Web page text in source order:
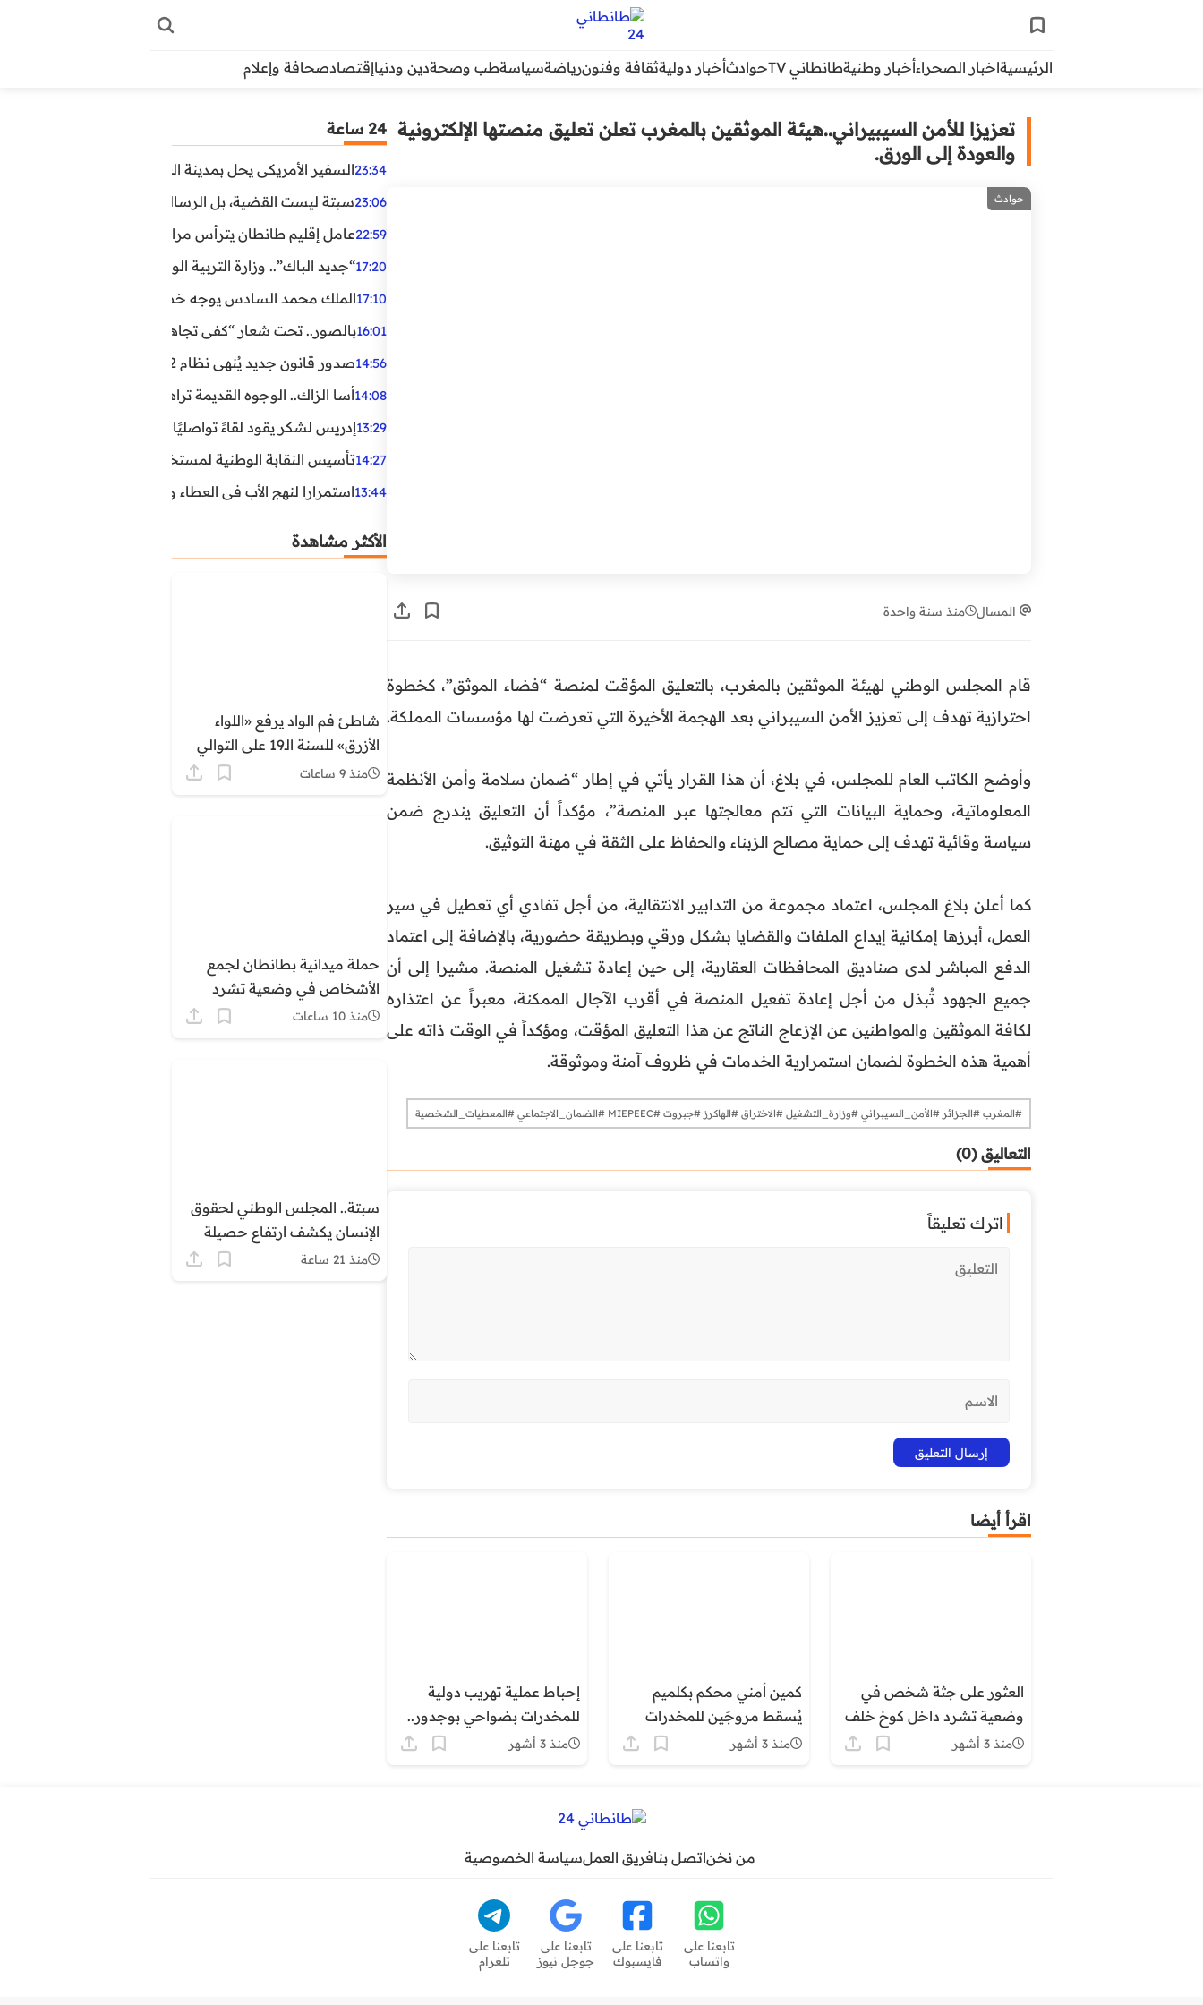
الرئيسيةاخبار الصحراءأخبار وطنيةطانطاني TV حوادثأخبار دوليةثقافة وفنونرياضةسياسةطب وصحةدين ودنياإقتصادصحافة وإعلام
تعزيزا للأمن السيبيراني..هيئة الموثقين بالمغرب تعلن تعليق منصتها الإلكترونية
والعودة إلى الورق.
حوادث
المسال منذ سنة واحدة
قام المجلس الوطني لهيئة الموثقين بالمغرب، بالتعليق المؤقت لمنصة “فضاء الموثق”، كخطوة
احترازية تهدف إلى تعزيز الأمن السيبراني بعد الهجمة الأخيرة التي تعرضت لها مؤسسات المملكة.
وأوضح الكاتب العام للمجلس، في بلاغ، أن هذا القرار يأتي في إطار “ضمان سلامة وأمن الأنظمة
المعلوماتية، وحماية البيانات التي تتم معالجتها عبر المنصة”، مؤكداً أن التعليق يندرج ضمن
سياسة وقائية تهدف إلى حماية مصالح الزبناء والحفاظ على الثقة في مهنة التوثيق.
كما أعلن بلاغ المجلس، اعتماد مجموعة من التدابير الانتقالية، من أجل تفادي أي تعطيل في سير
العمل، أبرزها إمكانية إيداع الملفات والقضايا بشكل ورقي وبطريقة حضورية، بالإضافة إلى اعتماد
الدفع المباشر لدى صناديق المحافظات العقارية، إلى حين إعادة تشغيل المنصة. مشيرا إلى أن
جميع الجهود تُبذل من أجل إعادة تفعيل المنصة في أقرب الآجال الممكنة، معبراً عن اعتذاره
لكافة الموثقين والمواطنين عن الإزعاج الناتج عن هذا التعليق المؤقت، ومؤكداً في الوقت ذاته على
أهمية هذه الخطوة لضمان استمرارية الخدمات في ظروف آمنة وموثوقة.
#المغرب #الجزائر #الأمن_السيبراني #وزارة_التشغيل #الاختراق #الهاكرز #جبروت #MIEPEEC #الضمان_الاجتماعي #المعطيات_الشخصية
التعاليق (0)
اترك تعليقاً
اقرأ أيضا
العثور على جثة شخص في
وضعية تشرد داخل كوخ خلف
إقامة الدرك بطنطان
منذ 3 أشهر
كمين أمني محكم بكلميم
يُسقط مروجَين للمخدرات
ويحجز أزيد من 25 كيلوغراماً
منذ 3 أشهر
إحباط عملية تهريب دولية
للمخدرات بضواحي بوجدور..
حجز 8.6 أطنان من “الشيرا”
منذ 3 أشهر
24 ساعة
23:34السفير الأمريكي يحل بمدينة العيون في أول زيارة رسمية
23:06سبتة ليست القضية، بل الرسالة التي حملها البحر!
22:59عامل إقليم طانطان يترأس مراسيم الإنصات للخطاب
17:20“جديد الباك”.. وزارة التربية الوطنية تعتمد مستجدات
17:10الملك محمد السادس يوجه خطابا ساميا إلى الأمة بمناسبة الذكرى الـ27
16:01بالصور.. تحت شعار “كفى تجاهلا”.. وقفة احتجاجية بكلميم
14:56صدور قانون جديد يُنهي نظام 12 ساعة.. أعوان الحراسة الخاصة يستفيدون من المدة القانونية للشغل
14:08أسا الزاك.. الوجوه القديمة تراهن على الخبرة والجديدة
13:29إدريس لشكر يقود لقاءً تواصليًا مع مناضلي الاتحاد
14:27تأسيس النقابة الوطنية لمستخدمي الوكالة الوطنية
13:44استمرارا لنهج الأب في العطاء وخدمة المجتمع، يواصل ابن
الأكثر مشاهدة
شاطئ فم الواد يرفع «اللواء
الأزرق» للسنة الـ19 على التوالي
برسم صيف 2026
منذ 9 ساعات
حملة ميدانية بطانطان لجمع
الأشخاص في وضعية تشرد
وإيوائهم بالمستشفى
منذ 10 ساعات
سبتة.. المجلس الوطني لحقوق
الإنسان يكشف ارتفاع حصيلة
الوفيات الى 14 ويوثق اعتداءات
منذ 21 ساعة
من نخناتصل بنافريق العملسياسة الخصوصية
تابعنا على
واتساب
تابعنا على
فايسبوك
تابعنا على
جوجل نيوز
تابعنا على
تلغرام